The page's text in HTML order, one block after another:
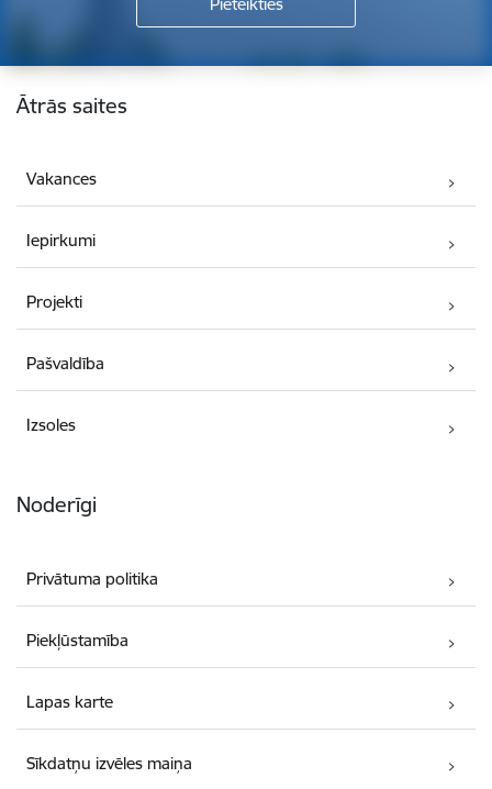
Kājene
Ātrās saites
Vakances
Iepirkumi
Projekti
Pašvaldība
Izsoles
Noderīgi
Privātuma politika
Piekļūstamība
Lapas karte
Sīkdatņu izvēles maiņa